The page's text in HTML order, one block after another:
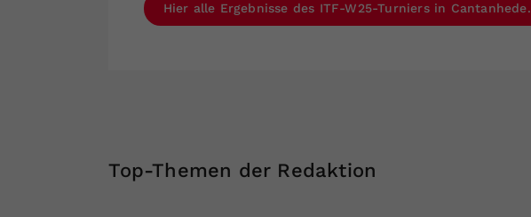
Hier alle Ergebnisse des ITF-W25-Turniers in Cantanhede.
Top-Themen der Redaktion